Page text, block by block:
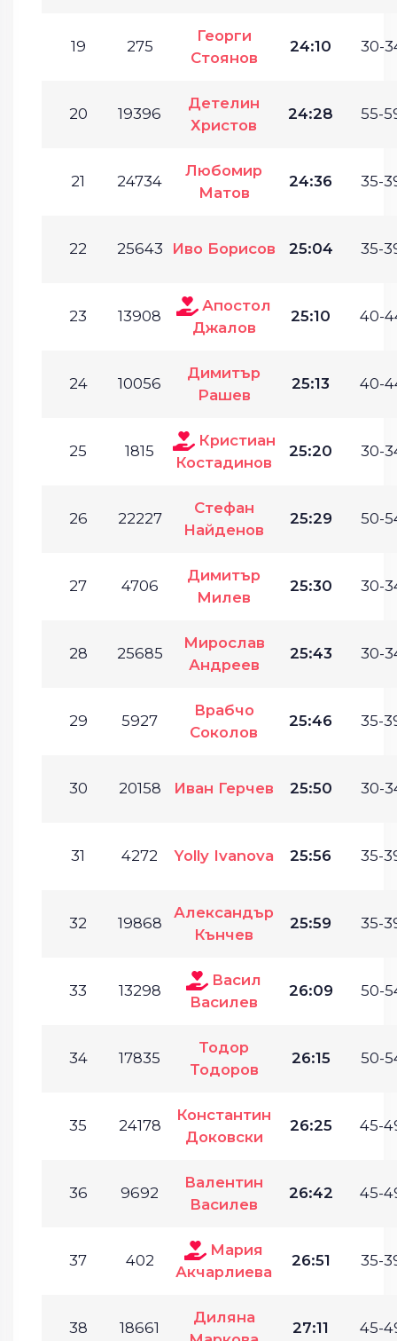
19 275
Георги
Стоянов
24:10 30-
20 19396
Детелин
Христов
24:28 55-
21 24734
Любомир
Матов
24:36 35-
22 25643 Иво Борисов 25:04 35-
23 13908
Апостол
Джалов
25:10 40-
24 10056
Димитър
Рашев
25:13 40-
25 1815
Кристиан
Костадинов
25:20 30-
26 22227
Стефан
Найденов
25:29 50-
27 4706
Димитър
Милев
25:30 30-
28 25685
Мирослав
Андреев
25:43 30-
29 5927
Врабчо
Соколов
25:46 35-
30 20158 Иван Герчев 25:50 30-
31 4272 Yolly Ivanova 25:56 35-
32 19868
Александър
Кънчев
25:59 35-
33 13298
Васил
Василев
26:09 50-
34 17835
Тодор
Тодоров
26:15 50-
35 24178
Константин
Доковски
26:25 45-
36 9692
Валентин
Василев
26:42 45-
37 402
Мария
Акчарлиева
26:51 35-
38 18661
Диляна
27:11 45-